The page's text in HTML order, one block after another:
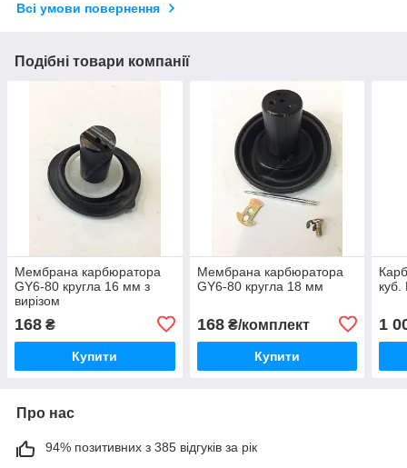
Всі умови повернення
Подібні товари компанії
Мембрана карбюратора
GY6-80 кругла 16 мм з
вирізом
168 ₴
Купити
Мембрана карбюратора
GY6-80 кругла 18 мм
168₴/комплект
Купити
куб.
1
Про нас
94% позитивних з 385 відгуків за рік